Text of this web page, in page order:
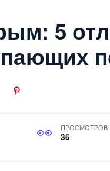
5
ПРОСМОТРОВ
36